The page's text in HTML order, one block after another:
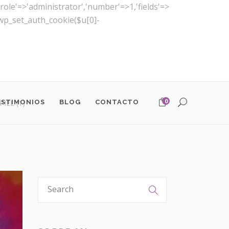
BLOG CONTACTO 0
(1)